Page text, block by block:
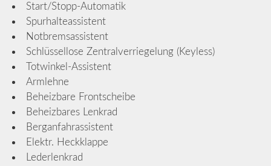
Start/Stopp-Automatik
Spurhalteassistent
Notbremsassistent
Schlüssellose Zentralverriegelung (Keyless)
Totwinkel-Assistent
Armlehne
Beheizbare Frontscheibe
Beheizbares Lenkrad
Berganfahrassistent
Elektr. Heckklappe
Lederlenkrad